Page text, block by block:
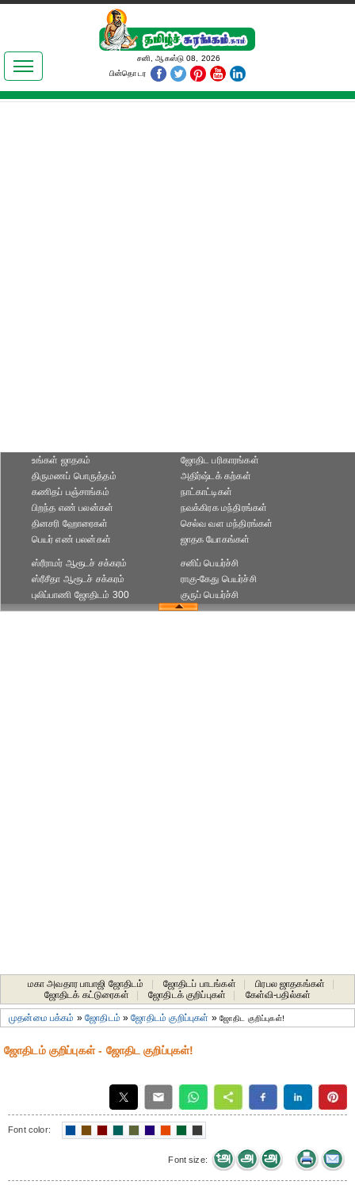
இலக்கியங்கள்
தமிழ் உலகம்
சனி, ஆகஸ்டு 08, 2026
பின்தொடர
உங்கள் ஜாதகம்
திருமணப் பொருத்தம்
கணிதப் பஞ்சாங்கம்
ஜோதிட ப‌ரிகார‌ங்க‌ள்
அதிர்ஷ்டக் கற்கள்
நாட்காட்டிகள்
பிறந்த எண் பலன்கள்
தினசரி ஹோரைகள்
பெயர் எண் பலன்கள்
நவக்கிரக மந்திரங்கள்
செல்வ வள மந்திரங்கள்
ஜாதக யோகங்கள்
ஸ்ரீராமர் ஆரூடச் சக்கரம்
ஸ்ரீசீதா ஆரூடச் சக்கரம்
புலிப்பாணி ஜோதிடம் 300
சனிப் பெயர்ச்சி
ராகு-கேது பெயர்ச்சி
குருப் பெயர்ச்சி
மகா அவதார பாபாஜி ஜோதிடம் ஜோதிடப் பாடங்கள் பிரபல ஜாதகங்கள்
ஜோதிடக் கட்டுரைகள்
ஜோதிடக் குறிப்புகள் கேள்வி-பதில்கள்
முதன்மை பக்கம் »ஜோதிடம் »ஜோதிடம் குறிப்புகள் » ஜோதிட குறிப்புகள்!
ஜோதிடம் குறிப்புகள் - ஜோதிட குறிப்புகள்!
Font color:
Font size: